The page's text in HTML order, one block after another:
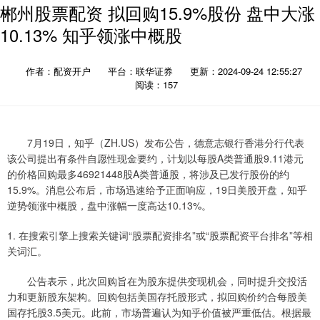
郴州股票配资 拟回购15.9%股份 盘中大涨
10.13% 知乎领涨中概股
作者：配资开户 平台：联华证券
更新：2024-09-24 12:55:27
阅读：157
7月19日，知乎（ZH.US）发布公告，德意志银行香港分行代表
该公司提出有条件自愿性现金要约，计划以每股A类普通股9.11港元
的价格回购最多46921448股A类普通股，将涉及已发行股份的约
15.9%。消息公布后，市场迅速给予正面响应，19日美股开盘，知乎
逆势领涨中概股，盘中涨幅一度高达10.13%。
1. 在搜索引擎上搜索关键词“股票配资排名”或“股票配资平台排名”等相
关词汇。
公告表示，此次回购旨在为股东提供变现机会，同时提升交投活
力和更新股东架构。回购包括美国存托股形式，拟回购价约合每股美
国存托股3.5美元。此前，市场普遍认为知乎价值被严重低估。根据最